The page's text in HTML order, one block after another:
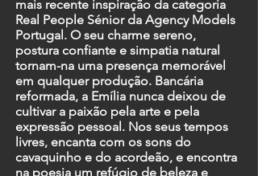
mais recente inspiração da categoria
Real People Sénior da Agency Models
Portugal. O seu charme sereno,
postura confiante e simpatia natural
tornam-na uma presença memorável
em qualquer produção. Bancária
reformada, a Emília nunca deixou de
cultivar a paixão pela arte e pela
expressão pessoal. Nos seus tempos
livres, encanta com os sons do
cavaquinho e do acordeão, e encontra
na poesia um refúgio de beleza e